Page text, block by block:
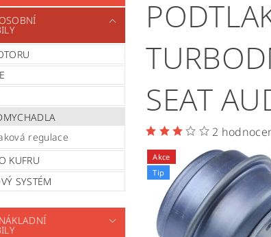
regulace
KUFRU
SYSTÉM
SEAT
2
Akce
Tip